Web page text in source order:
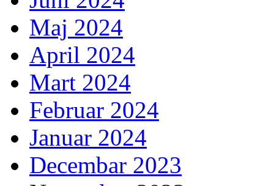
Maj 2024
April 2024
Mart 2024
Februar 2024
Januar 2024
Decembar 2023